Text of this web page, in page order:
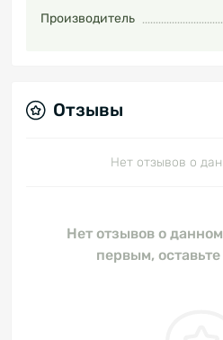
Производитель
Отзывы
Нет отзывов о
Нет отзывов о
первым,